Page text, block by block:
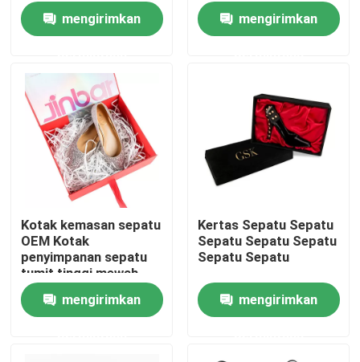
Tentang kita
Wisata pabrik
Kontrol kualitas
Hubungi kami
Quote request suatu
mengirimkan
bersertifikat ISO
mengirimkan
Kotak kemasan sepatu
OEM Kotak
penyimpanan sepatu
tumit tinggi mewah
mengirimkan
Kertas Sepatu Sepatu
Sepatu Sepatu Sepatu
Sepatu Sepatu
mengirimkan